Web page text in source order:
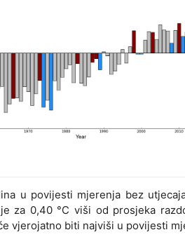
u povijesti mjerenja bez
za 0,40 °C viši od prosjeka
vjerojatno biti najviši u povijesti